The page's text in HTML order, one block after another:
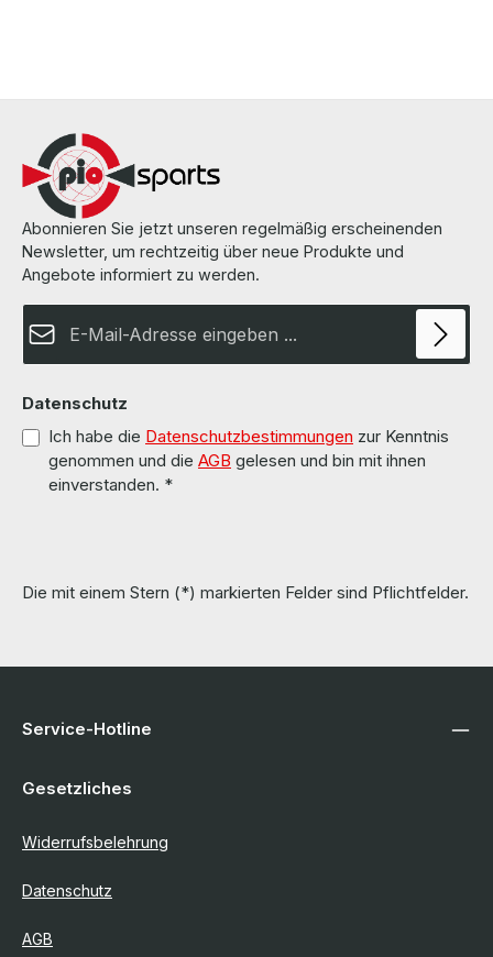
Abonnieren Sie jetzt unseren regelmäßig erscheinenden
Newsletter, um rechtzeitig über neue Produkte und
Angebote informiert zu werden.
Datenschutz
Ich habe die Datenschutzbestimmungen zur Kenntnis
genommen und die AGB gelesen und bin mit ihnen
einverstanden. *
Die mit einem Stern (*) markierten Felder sind Pflichtfelder.
Service-Hotline
Gesetzliches
Widerrufsbelehrung
Datenschutz
AGB